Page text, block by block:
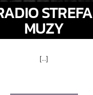
STREFA
MUZY
[...]